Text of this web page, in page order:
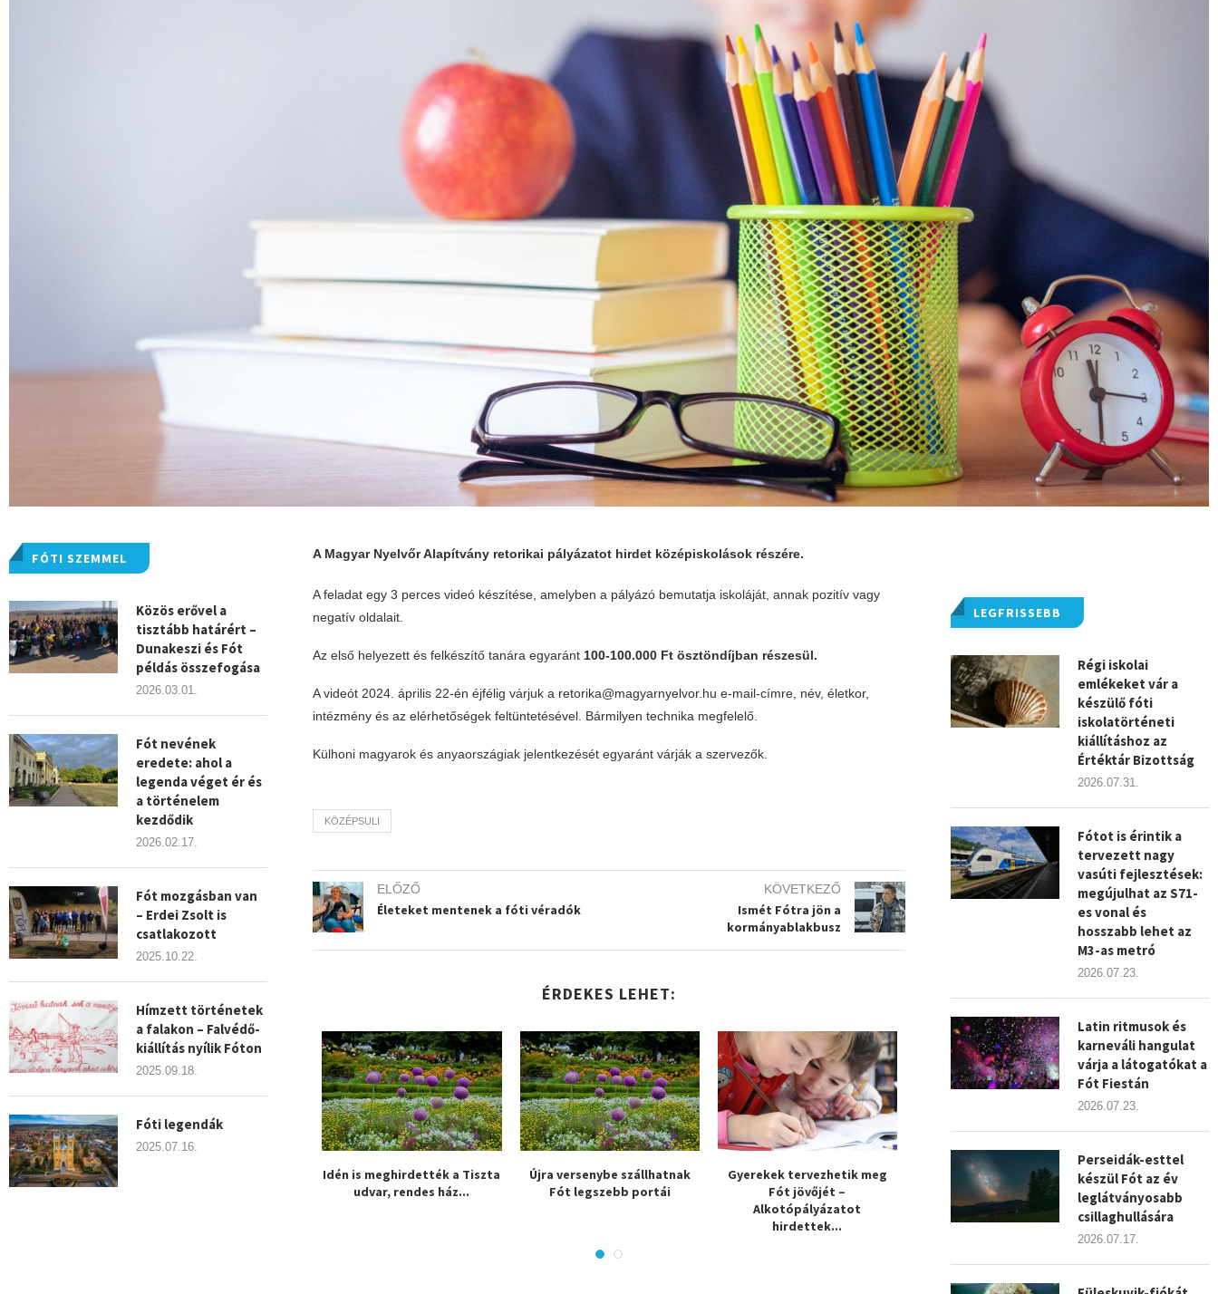
A Magyar Nyelvőr Alapítvány retorikai pályázatot hirdet középiskolások részére.
A feladat egy 3 perces videó készítése, amelyben a pályázó bemutatja iskoláját, annak pozitív vagy
negatív oldalait.
Az első helyezett és felkészítő tanára egyaránt 100-100.000 Ft ösztöndíjban részesül.
A videót 2024. április 22-én éjfélig várjuk a retorika@magyarnyelvor.hu e-mail-címre, név, életkor,
intézmény és az elérhetőségek feltüntetésével. Bármilyen technika megfelelő.
Külhoni magyarok és anyaországiak jelentkezését egyaránt várják a szervezők.
KÖZÉPSULI
ELŐZŐ
Életeket mentenek a fóti véradók
KÖVETKEZŐ
Ismét Fótra jön a
kormányablakbusz
ÉRDEKES LEHET:
éjfélig lehet
Kőrösi Csoma
Idén is meghirdették a Tiszta
udvar, rendes ház...
Újra versenybe szállhatnak
Fót legszebb portái
Gyerekek tervezhetik meg
Fót jövőjét –
Alkotópályázatot
hirdettek...
Döntsünk együtt! –
Közösségi Költségvetés Fót
2025
​Vasárnap
jelentkezni a
LEGFRISSEBB
Régi iskolai
emlékeket vár a
készülő fóti
iskolatörténeti
kiállításhoz az
Értéktár Bizottság
2026.07.31.
Fótot is érintik a
tervezett nagy
vasúti fejlesztések:
megújulhat az S71-
es vonal és
hosszabb lehet az
M3-as metró
2026.07.23.
Latin ritmusok és
karneváli hangulat
várja a látogatókat a
Fót Fiestán
2026.07.23.
Perseidák-esttel
készül Fót az év
leglátványosabb
csillaghullására
2026.07.17.
FÓTI SZEMMEL
Közös erővel a
tisztább határért –
Dunakeszi és Fót
példás összefogása
2026.03.01.
Fót nevének
eredete: ahol a
legenda véget ér és
a történelem
kezdődik
2026.02.17.
Fót mozgásban van
– Erdei Zsolt is
csatlakozott
2025.10.22.
Hímzett történetek
a falakon – Falvédő-
kiállítás nyílik Fóton
2025.09.18.
Fóti legendák
2025.07.16.